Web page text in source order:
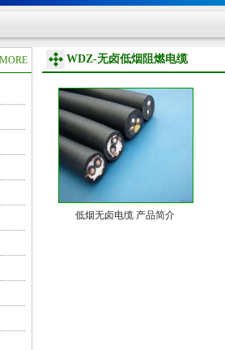
WDZ-无卤低烟阻燃电缆
低烟无卤电缆 产品简介